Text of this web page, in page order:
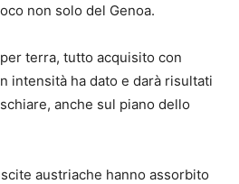
non solo del Genoa.
terra, tutto acquisito con
intensità ha dato e darà risultati
anche sul piano dello
austriache hanno assorbito